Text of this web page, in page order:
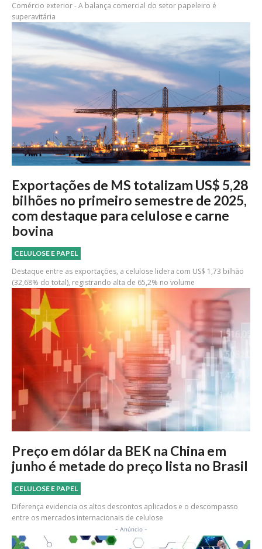
Comércio exterior - A balança comercial do setor papeleiro é
superavitária
Exportações de MS totalizam US$ 5,28
bilhões no primeiro semestre de 2025,
com destaque para celulose e carne
bovina
CELULOSE E PAPEL
Destaque entre as exportações, a celulose lidera com US$ 1,73 bilhão
(32,68% do total), registrando alta de 65,2% no volume
Preço em dólar da BEK na China em
junho é metade do preço lista no Brasil
CELULOSE E PAPEL
Diferença evidencia os altos descontos aplicados e o descompasso
entre os mercados internacionais de celulose
- Anúncio -